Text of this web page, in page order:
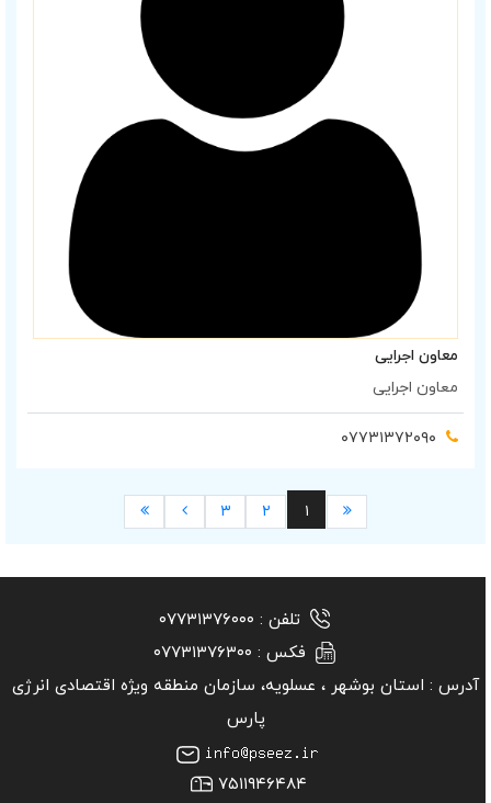
معاون اجرایی
معاون اجرایی
۰۷۷۳۱۳۷۲۰۹۰
۲ ۳
تلفن : ۰۷۷۳۱۳۷۶۰۰۰
فکس : ۰۷۷۳۱۳۷۶۳۰۰
آدرس : استان بوشهر ‏، عسلویه، سازمان منطقه ویژه اقتصادی انرژی
پارس
۷۵۱۱۹۴۶۴۸۴